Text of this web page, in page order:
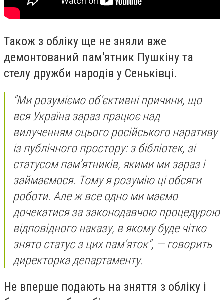
Також з обліку ще не зняли вже
демонтований пам'ятник Пушкіну та
стелу дружби народів у Сеньківці.
"Ми розуміємо об’єктивні причини, що
вся Україна зараз працює над
вилученням оцього російського наративу
із публічного простору: з бібліотек, зі
статусом пам’ятників, якими ми зараз і
займаємося. Тому я розумію ці обсяги
роботи. Але ж все одно ми маємо
дочекатися за законодавчою процедурою
відповідного наказу, в якому буде чітко
знято статус з цих пам’яток", — говорить
директорка департаменту.
Не вперше подають на зняття з обліку і